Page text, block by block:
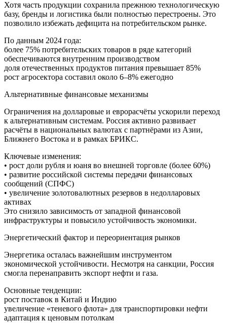
Хотя часть продукции сохранила прежнюю технологическую
базу, бренды и логистика были полностью перестроены. Это
позволило избежать дефицита на потребительском рынке.
По данным 2024 года:
более 75% потребительских товаров в ряде категорий
обеспечиваются внутренним производством
доля отечественных продуктов питания превышает 85%
рост агросектора составил около 6–8% ежегодно
Альтернативные финансовые механизмы
Ограничения на долларовые и еврорасчёты ускорили переход
к альтернативным системам. Россия активно развивает
расчёты в национальных валютах с партнёрами из Азии,
Ближнего Востока и в рамках БРИКС.
Ключевые изменения:
• рост доли рубля и юаня во внешней торговле (более 60%)
• развитие российской системы передачи финансовых
сообщений (СПФС)
• увеличение золотовалютных резервов в недолларовых
активах
Это снизило зависимость от западной финансовой
инфраструктуры и повысило устойчивость экономики.
Энергетический фактор и переориентация рынков
Энергетика осталась важнейшим инструментом
экономической устойчивости. Несмотря на санкции, Россия
смогла перенаправить экспорт нефти и газа.
Основные тенденции:
рост поставок в Китай и Индию
увеличение «теневого флота» для транспортировки нефти
адаптация к ценовым потолкам